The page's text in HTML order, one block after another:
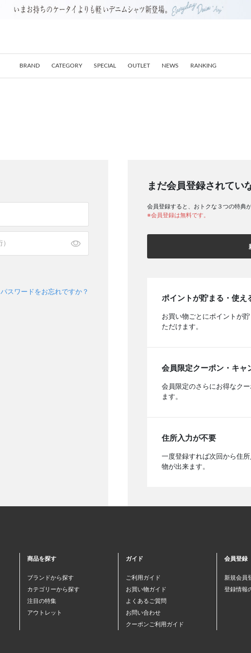
BRAND CATEGORY SPECIAL OUTLET NEWS RANKING
パスワードをお忘れですか？
まだ会員登録されてい
会員登録すると、おトクな３つの特典
※会員登録は無料です。
ポイントが貯まる・使え
お買い物ごとにポイントが
ただけます。
会員限定クーポン・キャ
会員限定のさらにお得なク
ます。
住所入力が不要
一度登録すれば次回から住
物が出来ます。
商品を探す
ブランドから探す
カテゴリーから探す
注目の特集
アウトレット
ガイド
ご利用ガイド
お買い物ガイド
よくあるご質問
お問い合わせ
クーポンご利用ガイド
会員登録
新規会員
登録情報